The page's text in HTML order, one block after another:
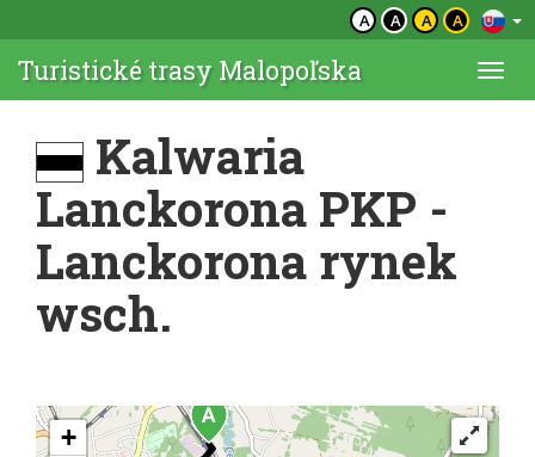
A A A A
Turistické trasy Malopoľska
Kalwaria
Lanckorona PKP -
Lanckorona rynek
wsch.
+